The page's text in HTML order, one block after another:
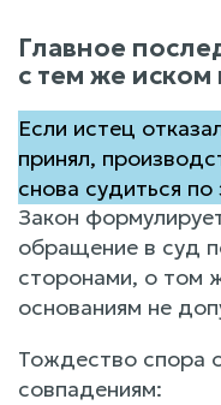
Главное
с тем же иском
Если истец
принял,
снова судиться
Закон
обращение в суд
сторонами, о том
основаниям не
Тождество спора
совпадениям: